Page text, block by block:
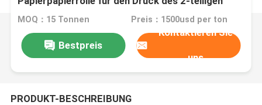
Rückselbstdurchschreibenden papiers
MOQ：15 Tonnen Preis：1500usd per ton
Bestpreis
Kontaktieren Sie
uns
PRODUKT-BESCHREIBUNG